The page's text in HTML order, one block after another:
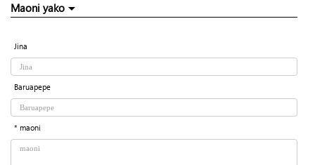
Maoni yako
Jina
Baruapepe
* maoni